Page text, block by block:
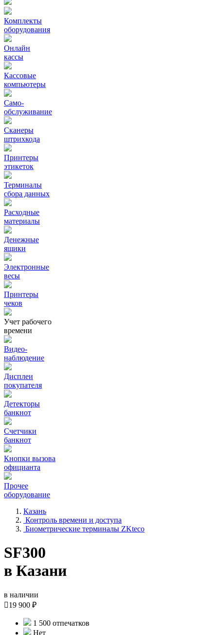
Комплекты
оборудования
Онлайн
кассы
Кассовые
компьютеры
Само-
обслуживание
Сканеры
штрихкода
Принтеры
этикеток
Терминалы
сбора данных
Расходные
материалы
Денежные
ящики
Электронные
весы
Принтеры
чеков
Учет рабочего
времени
Видео‑
наблюдение
Дисплеи
покупателя
Детекторы
банкнот
Счетчики
банкнот
Кнопки вызова
официанта
Прочее
оборудование
Казань
Контроль времени и доступа
Биометрические терминалы ZKteco
SF300
в Казани
в наличии
19 900 ₽
1 500 отпечатков
Нет